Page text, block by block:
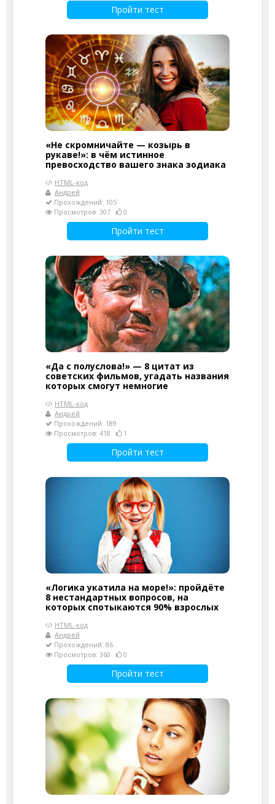
Пройти тест
«Не скромничайте — козырь в
рукаве!»: в чём истинное
превосходство вашего знака зодиака
HTML-код
Андрей
Прохождений: 105
Просмотров: 307
0
Пройти тест
«Да с полуслова!» — 8 цитат из
советских фильмов, угадать названия
которых смогут немногие
HTML-код
Андрей
Прохождений: 189
Просмотров: 418
1
Пройти тест
«Логика укатила на море!»: пройдёте
8 нестандартных вопросов, на
которых спотыкаются 90% взрослых
HTML-код
Андрей
Прохождений: 86
Просмотров: 360
0
Пройти тест